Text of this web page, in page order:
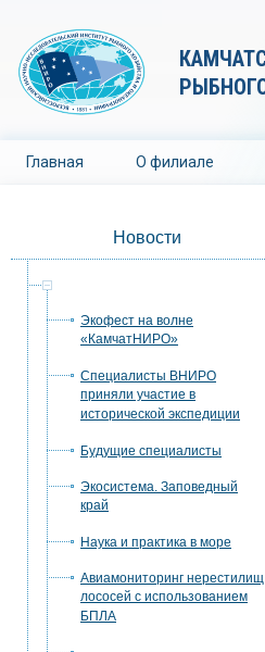
Главная О филиале
Новости
Экофест на волне
«КамчатНИРО»
Специалисты ВНИРО
приняли участие в
исторической экспедиции
Будущие специалисты
Экосистема. Заповедный
край
Наука и практика в море
Авиамониторинг нерестилищ
лососей с использованием
БПЛА